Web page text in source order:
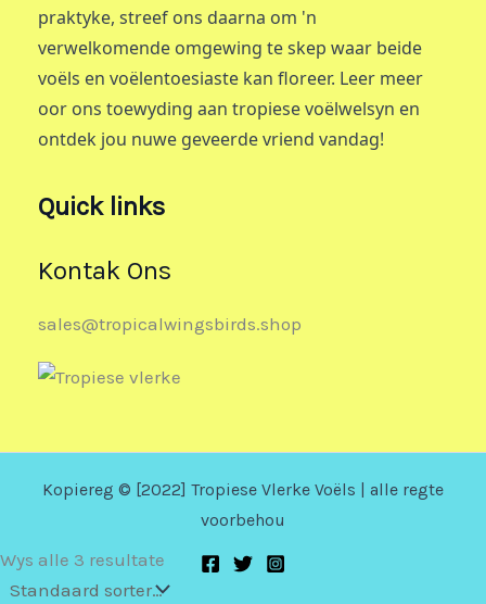
Wys alle 3 resultate
praktyke, streef ons daarna om 'n
verwelkomende omgewing te skep waar beide
voëls en voëlentoesiaste kan floreer. Leer meer
oor ons toewyding aan tropiese voëlwelsyn en
ontdek jou nuwe geveerde vriend vandag!
Quick links
Kontak Ons
sales@tropicalwingsbirds.shop
Kopiereg © [2022] Tropiese Vlerke Voëls | alle regte
voorbehou